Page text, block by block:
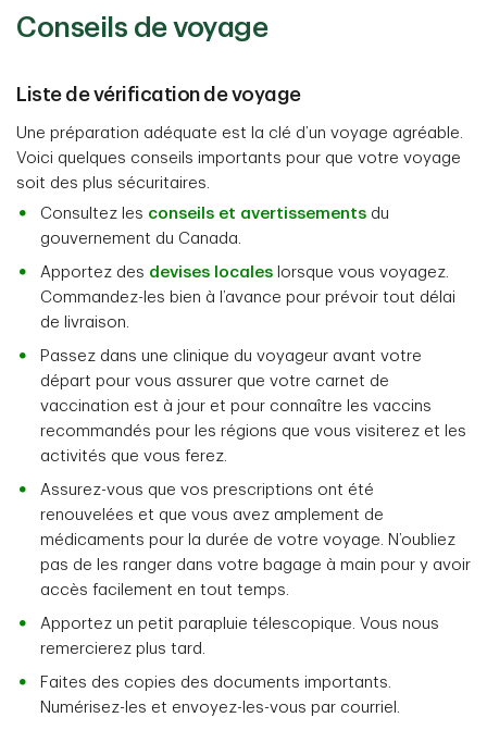
Conseils de voyage
Liste de vérification de voyage
Une préparation adéquate est la clé d’un voyage agréable.
Voici quelques conseils importants pour que votre voyage
soit des plus sécuritaires.
Consultez les conseils et avertissements du
gouvernement du Canada.
Apportez des devises locales lorsque vous voyagez.
Commandez-les bien à l’avance pour prévoir tout délai
de livraison.
Passez dans une clinique du voyageur avant votre
départ pour vous assurer que votre carnet de
vaccination est à jour et pour connaître les vaccins
recommandés pour les régions que vous visiterez et les
activités que vous ferez.
Assurez-vous que vos prescriptions ont été
renouvelées et que vous avez amplement de
médicaments pour la durée de votre voyage. N’oubliez
pas de les ranger dans votre bagage à main pour y avoir
accès facilement en tout temps.
Apportez un petit parapluie télescopique. Vous nous
remercierez plus tard.
Faites des copies des documents importants.
Numérisez-les et envoyez-les-vous par courriel.